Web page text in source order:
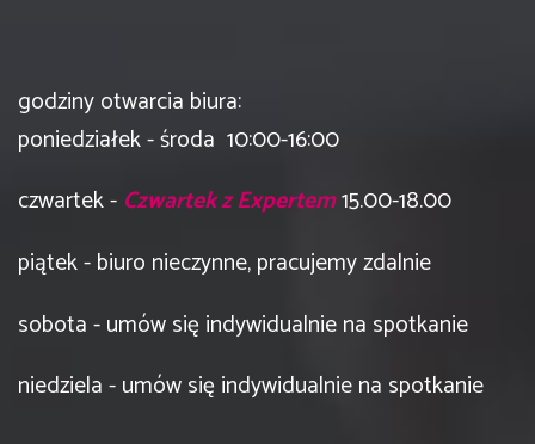
godziny otwarcia biura:
poniedziałek - środa 10:00-16:00
czwartek - Czwartek z Expertem15.00-18.00
piątek - biuro nieczynne, pracujemy zdalnie
sobota - umów się indywidualnie na spotkanie
niedziela - umów się indywidualnie na spotkanie